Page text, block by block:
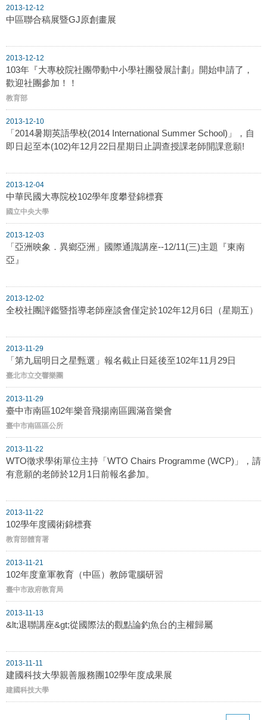
2013-12-12
中區聯合稿展暨GJ原創畫展
2013-12-12
103年『大專校院社團帶動中小學社團發展計劃』開始申請了，
歡迎社團參加！！
教育部
2013-12-10
「2014暑期英語學校(2014 International Summer School)」，自
即日起至本(102)年12月22日星期日止調查授課老師開課意願!
2013-12-04
中華民國大專院校102學年度攀登錦標賽
國立中央大學
2013-12-03
「亞洲映象．異鄉亞洲」國際通識講座--12/11(三)主題『東南
亞』
2013-12-02
全校社團評鑑暨指導老師座談會僅定於102年12月6日（星期五）
2013-11-29
「第九屆明日之星甄選」報名截止日延後至102年11月29日
臺北市立交響樂團
2013-11-29
臺中市南區102年樂音飛揚南區圓滿音樂會
臺中市南區區公所
2013-11-22
WTO徵求學術單位主持「WTO Chairs Programme (WCP)」，請
有意願的老師於12月1日前報名參加。
2013-11-22
102學年度國術錦標賽
教育部體育署
2013-11-21
102年度童軍教育（中區）教師電腦研習
臺中市政府教育局
2013-11-13
&lt;退聯講座&gt;從國際法的觀點論釣魚台的主權歸屬
2013-11-11
建國科技大學親善服務團102學年度成果展
建國科技大學